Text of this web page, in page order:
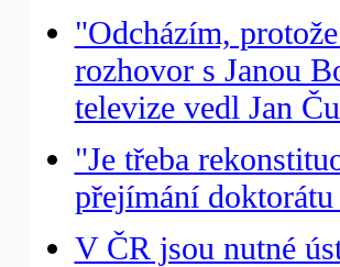
"Odcházím,
rozhovor s Janou
televize vedl Jan
"Je třeba
přejímání
V ČR jsou nutné